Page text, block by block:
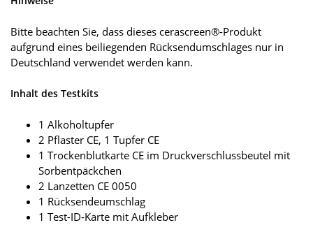
Bitte beachten Sie, dass dieses cerascreen®-Produkt
aufgrund eines beiliegenden Rücksendumschlages nur in
Deutschland verwendet werden kann.
Inhalt des Testkits
1 Alkoholtupfer
2 Pflaster CE, 1 Tupfer CE
1 Trockenblutkarte CE im Druckverschlussbeutel mit
Sorbentpäckchen
2 Lanzetten CE 0050
1 Rücksendeumschlag
1 Test-ID-Karte mit Aufkleber